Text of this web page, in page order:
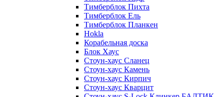
Тимберблок Пихта
Тимберблок Ель
Тимберблок Планкен
Hokla
Корабельная доска
Блок Хаус
Стоун-хаус Сланец
Стоун-хаус Камень
Стоун-хаус Кирпич
Стоун-хаус Кварцит